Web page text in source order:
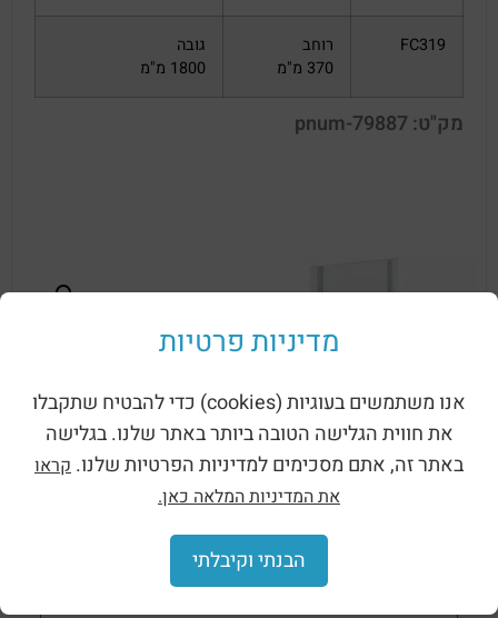
מדיניות פרטיות
אנו משתמשים בעוגיות (cookies) כדי להבטיח שתקבלו
את חווית הגלישה הטובה ביותר באתר שלנו. בגלישה
באתר זה, אתם מסכימים למדיניות הפרטיות שלנו. קראו
את המדיניות המלאה כאן.
הבנתי וקיבלתי
FC319
רוחב
370 מ"מ
גובה
1800 מ"מ
מק"ט: pnum-79887
לפרטים נוספים על דלת אטומה ברוחב 370
מ"מ השאירו פרטים כאן: